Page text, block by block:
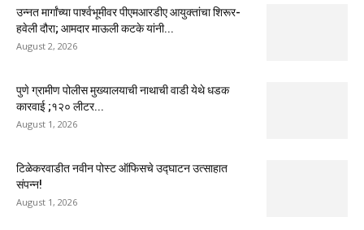
उन्नत मार्गांच्या पार्श्वभूमीवर पीएमआरडीए आयुक्तांचा शिरूर-
हवेली दौरा; आमदार माऊली कटके यांनी...
August 2, 2026
पुणे ग्रामीण पोलीस मुख्यालयाची नाथाची वाडी येथे धडक
कारवाई ;१२० लीटर...
August 1, 2026
टिळेकरवाडीत नवीन पोस्ट ऑफिसचे उद्घाटन उत्साहात
संपन्न!
August 1, 2026